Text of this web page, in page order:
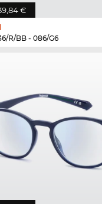
€
R/BB - 086/G6